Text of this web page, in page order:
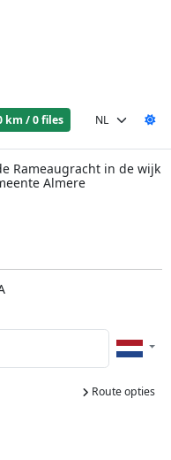
km / 0 files
Rameaugracht in de wijk
Almere
Route opties